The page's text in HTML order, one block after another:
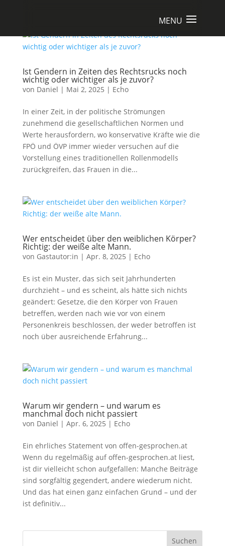
Ist Gendern in Zeiten des Rechtsrucks noch
wichtig oder wichtiger als je zuvor?
von Daniel | Mai 2, 2025 | Echo
In einer Zeit, in der politische Strömungen
zunehmend die gesellschaftlichen Normen und
Werte herausfordern, wo konservative Kräfte wie die
FPÖ und ÖVP immer wieder versuchen auf die
Vorstellung eines traditionellen Rollenmodells
zurückgreifen, das Frauen in die...
Wer entscheidet über den weiblichen Körper?
Richtig: der weiße alte Mann.
von Gastautor:in | Apr. 8, 2025 | Echo
Es ist ein Muster, das sich seit Jahrhunderten
durchzieht – und es scheint, als hätte sich nichts
geändert: Gesetze, die den Körper von Frauen
betreffen, werden nach wie vor von einem
Personenkreis beschlossen, der weder betroffen ist
noch über ausreichende Erfahrung...
Warum wir gendern – und warum es
manchmal doch nicht passiert
von Daniel | Apr. 6, 2025 | Echo
Ein ehrliches Statement von offen-gesprochen.at
Wenn du regelmäßig auf offen-gesprochen.at liest,
ist dir vielleicht schon aufgefallen: Manche Beiträge
sind sorgfältig gegendert, andere wiederum nicht.
Und das hat einen ganz einfachen Grund – und der
ist definitiv...
Suchen